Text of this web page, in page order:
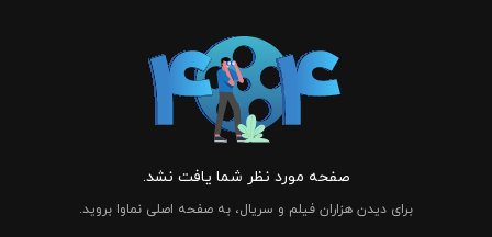
صفحه مورد نظر شما یافت نشد.
برای دیدن هزاران فیلم و سریال، به صفحه اصلی نماوا بروید.